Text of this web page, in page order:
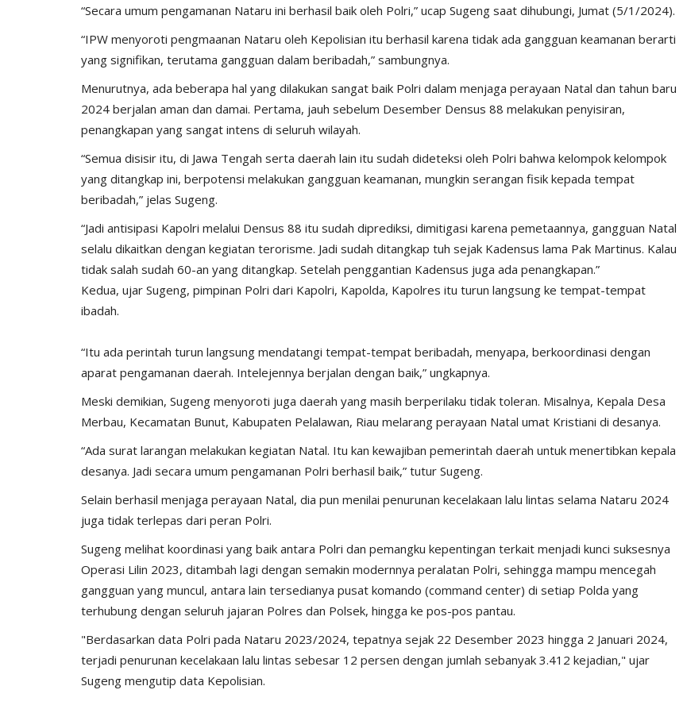
“Secara umum pengamanan Nataru ini berhasil baik oleh Polri,” ucap Sugeng saat dihubungi, Jumat (5/1/2024).
“IPW menyoroti pengmaanan Nataru oleh Kepolisian itu berhasil karena tidak ada gangguan keamanan berarti
yang signifikan, terutama gangguan dalam beribadah,” sambungnya.
Menurutnya, ada beberapa hal yang dilakukan sangat baik Polri dalam menjaga perayaan Natal dan tahun baru
2024 berjalan aman dan damai. Pertama, jauh sebelum Desember Densus 88 melakukan penyisiran,
penangkapan yang sangat intens di seluruh wilayah.
“Semua disisir itu, di Jawa Tengah serta daerah lain itu sudah dideteksi oleh Polri bahwa kelompok kelompok
yang ditangkap ini, berpotensi melakukan gangguan keamanan, mungkin serangan fisik kepada tempat
beribadah,” jelas Sugeng.
“Jadi antisipasi Kapolri melalui Densus 88 itu sudah diprediksi, dimitigasi karena pemetaannya, gangguan Natal
selalu dikaitkan dengan kegiatan terorisme. Jadi sudah ditangkap tuh sejak Kadensus lama Pak Martinus. Kalau
tidak salah sudah 60-an yang ditangkap. Setelah penggantian Kadensus juga ada penangkapan.”
Kedua, ujar Sugeng, pimpinan Polri dari Kapolri, Kapolda, Kapolres itu turun langsung ke tempat-tempat
ibadah.
“Itu ada perintah turun langsung mendatangi tempat-tempat beribadah, menyapa, berkoordinasi dengan
aparat pengamanan daerah. Intelejennya berjalan dengan baik,” ungkapnya.
Meski demikian, Sugeng menyoroti juga daerah yang masih berperilaku tidak toleran. Misalnya, Kepala Desa
Merbau, Kecamatan Bunut, Kabupaten Pelalawan, Riau melarang perayaan Natal umat Kristiani di desanya.
“Ada surat larangan melakukan kegiatan Natal. Itu kan kewajiban pemerintah daerah untuk menertibkan kepala
desanya. Jadi secara umum pengamanan Polri berhasil baik,” tutur Sugeng.
Selain berhasil menjaga perayaan Natal, dia pun menilai penurunan kecelakaan lalu lintas selama Nataru 2024
juga tidak terlepas dari peran Polri.
Sugeng melihat koordinasi yang baik antara Polri dan pemangku kepentingan terkait menjadi kunci suksesnya
Operasi Lilin 2023, ditambah lagi dengan semakin modernnya peralatan Polri, sehingga mampu mencegah
gangguan yang muncul, antara lain tersedianya pusat komando (command center) di setiap Polda yang
terhubung dengan seluruh jajaran Polres dan Polsek, hingga ke pos-pos pantau.
"Berdasarkan data Polri pada Nataru 2023/2024, tepatnya sejak 22 Desember 2023 hingga 2 Januari 2024,
terjadi penurunan kecelakaan lalu lintas sebesar 12 persen dengan jumlah sebanyak 3.412 kejadian," ujar
Sugeng mengutip data Kepolisian.
As SDM Kapolri Minta Humas Perkuat
Cooling System Hingga...
Humas Polres Sumba Timur
Kapolri Pastikan Pengamanan Gereja di
Des 20, 2024